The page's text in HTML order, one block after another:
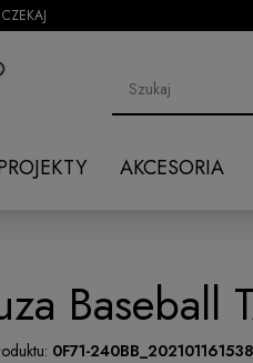
AKCESORIA
Baseball
0F71-